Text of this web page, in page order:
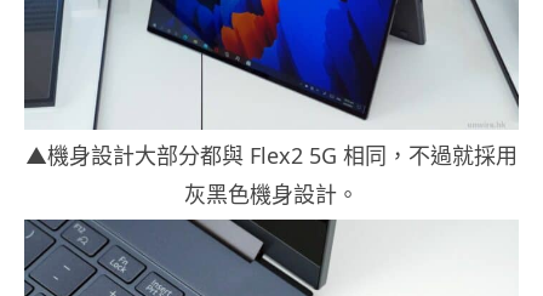
▲機身設計大部分都與 Flex2 5G 相同，不過就採用
灰黑色機身設計。